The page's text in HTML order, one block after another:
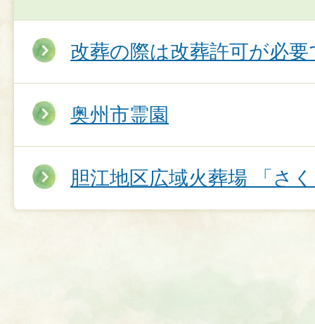
改葬の際は改葬許可が必要
奥州市霊園
胆江地区広域火葬場 「さ